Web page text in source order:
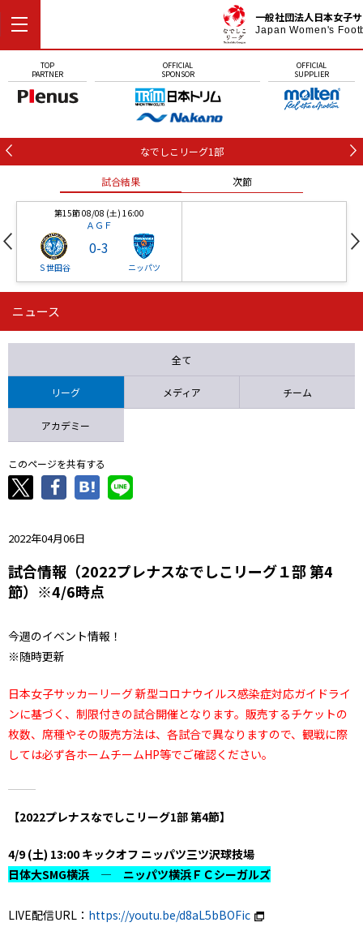
一般社団法人日本女子
Japan Women's
TOP
PARTNER
OFFICIAL
SPONSOR
OFFICIAL
SUPPLIER
なでしこリーグ1部
試合結果 次節
第15節 08/08 (土) 16:00
ＡＧＦ
Ｓ世田谷
0-3
ニッパツ
第16節 09/05 (土) 15:00
ニッパツ 石人の星
ニュース
全て
リーグ メディア チーム
アカデミー
このページを共有する
2022年04月06日
試合情報（2022プレナスなでしこリーグ１部 第4
節）※4/6時点
今週のイベント情報！
※随時更新
日本女子サッカーリーグ 新型コロナウイルス感染症対応ガイドライ
ンに基づく、制限付きの試合開催となります。販売するチケットの
枚数、席種やその販売方法は、各試合で異なりますので、観戦に際
しては必ず各ホームチームHP等でご確認ください。
【2022プレナスなでしこリーグ1部 第4節】
4/9 (土) 13:00 キックオフ ニッパツ三ツ沢球技場
日体大SMG横浜 ― ニッパツ横浜ＦＣシーガルズ
LIVE配信URL： https://youtu.be/d8aL5bBOFic